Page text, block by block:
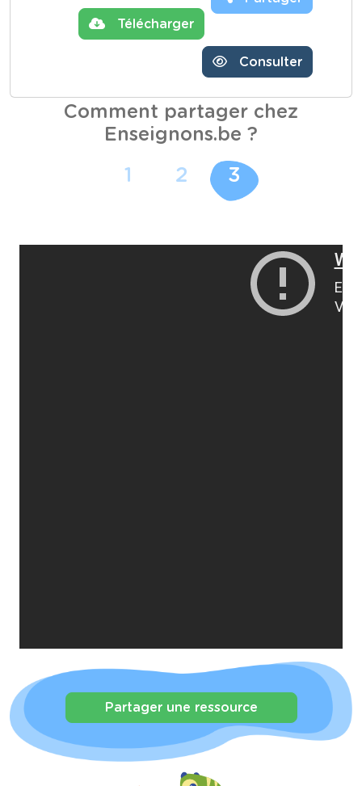
Télécharger
Consulter
Comment partager chez
Enseignons.be ?
1 2 3
Partager une ressource